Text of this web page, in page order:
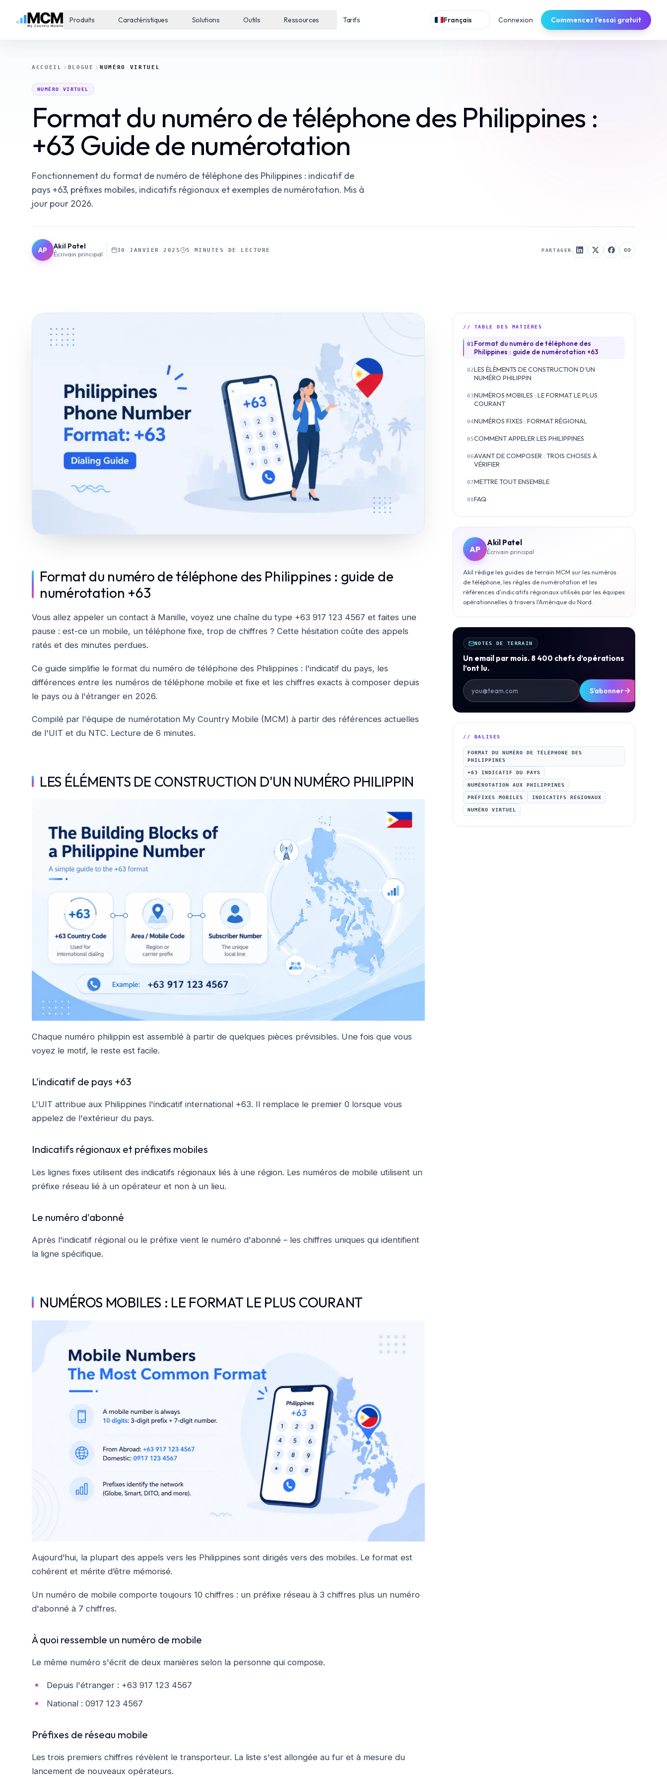
Produits Caractéristiques Solutions Outils Ressources Tarifs Français Connexion Commencez l'essai gratuit
ACCUEIL BLOGUE NUMÉRO VIRTUEL
NUMÉRO VIRTUEL
Format du numéro de téléphone des Philippines :
+63 Guide de numérotation
Fonctionnement du format de numéro de téléphone des Philippines : indicatif de
pays +63, préfixes mobiles, indicatifs régionaux et exemples de numérotation. Mis à
jour pour 2026.
AP Akil Patel
Écrivain principal
30 JANVIER 2025 5 MINUTES DE LECTURE PARTAGER
Format du numéro de téléphone des Philippines : guide de
numérotation +63
Vous allez appeler un contact à Manille, voyez une chaîne du type +63 917 123 4567 et faites une
pause : est-ce un mobile, un téléphone fixe, trop de chiffres ? Cette hésitation coûte des appels
ratés et des minutes perdues.
Ce guide simplifie le format du numéro de téléphone des Philippines : l'indicatif du pays, les
différences entre les numéros de téléphone mobile et fixe et les chiffres exacts à composer depuis
le pays ou à l'étranger en 2026.
Compilé par l'équipe de numérotation My Country Mobile (MCM) à partir des références actuelles
de l'UIT et du NTC. Lecture de 6 minutes.
LES ÉLÉMENTS DE CONSTRUCTION D'UN NUMÉRO PHILIPPIN
Chaque numéro philippin est assemblé à partir de quelques pièces prévisibles. Une fois que vous
voyez le motif, le reste est facile.
L'indicatif de pays +63
L'UIT attribue aux Philippines l'indicatif international +63. Il remplace le premier 0 lorsque vous
appelez de l'extérieur du pays.
Indicatifs régionaux et préfixes mobiles
Les lignes fixes utilisent des indicatifs régionaux liés à une région. Les numéros de mobile utilisent un
préfixe réseau lié à un opérateur et non à un lieu.
Le numéro d'abonné
Après l'indicatif régional ou le préfixe vient le numéro d'abonné – les chiffres uniques qui identifient
la ligne spécifique.
NUMÉROS MOBILES : LE FORMAT LE PLUS COURANT
Aujourd’hui, la plupart des appels vers les Philippines sont dirigés vers des mobiles. Le format est
cohérent et mérite d’être mémorisé.
Un numéro de mobile comporte toujours 10 chiffres : un préfixe réseau à 3 chiffres plus un numéro
d'abonné à 7 chiffres.
À quoi ressemble un numéro de mobile
Le même numéro s'écrit de deux manières selon la personne qui compose.
Depuis l'étranger : +63 917 123 4567
National : 0917 123 4567
Préfixes de réseau mobile
Les trois premiers chiffres révèlent le transporteur. La liste s'est allongée au fur et à mesure du
lancement de nouveaux opérateurs.
// TABLE DES MATIÈRES
01 Format du numéro de téléphone des
Philippines : guide de numérotation +63
02LES ÉLÉMENTS DE CONSTRUCTION D'UN
NUMÉRO PHILIPPIN
03NUMÉROS MOBILES : LE FORMAT LE PLUS
COURANT
04NUMÉROS FIXES : FORMAT RÉGIONAL
05COMMENT APPELER LES PHILIPPINES
06AVANT DE COMPOSER : TROIS CHOSES À
VÉRIFIER
07METTRE TOUT ENSEMBLE
08FAQ
AP
Akil Patel
Écrivain principal
Akil rédige les guides de terrain MCM sur les numéros
de téléphone, les règles de numérotation et les
références d'indicatifs régionaux utilisés par les équipes
opérationnelles à travers l'Amérique du Nord.
NOTES DE TERRAIN
Un email par mois. 8 400 chefs d’opérations
l’ont lu.
S'abonner
// BALISES
FORMAT DU NUMÉRO DE TÉLÉPHONE DES
PHILIPPINES
+63 INDICATIF DU PAYS
NUMÉROTATION AUX PHILIPPINES
PRÉFIXES MOBILES INDICATIFS RÉGIONAUX
NUMÉRO VIRTUEL